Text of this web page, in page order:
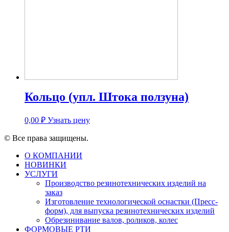
Кольцо (упл. Штока ползуна)
0,00 ₽ Узнать цену
© Все права защищены.
О КОМПАНИИ
НОВИНКИ
УСЛУГИ
Производство резинотехнических изделий на
заказ
Изготовление технологической оснастки (Пресс-
форм), для выпуска резинотехнических изделий
Обрезинивание валов, роликов, колес
ФОРМОВЫЕ РТИ